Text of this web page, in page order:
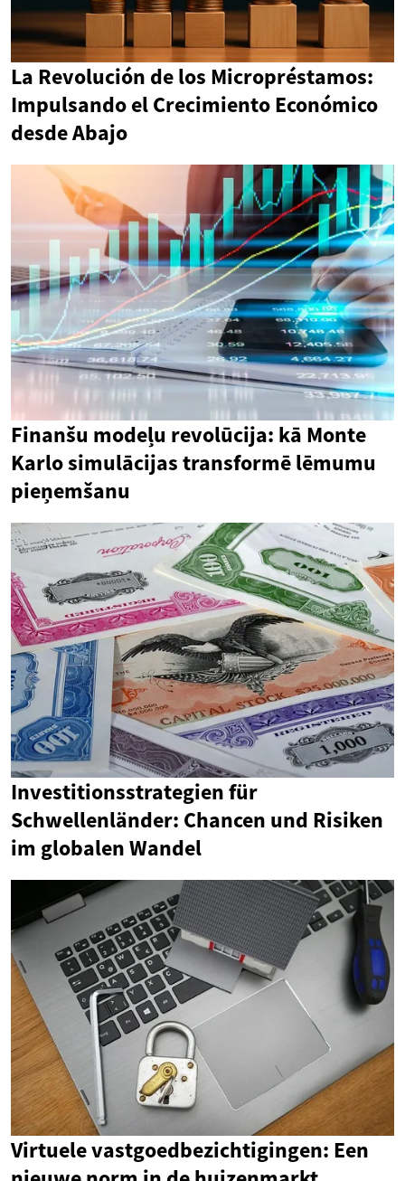
La Revolución de los Micropréstamos:
Impulsando el Crecimiento Económico
desde Abajo
Finanšu modeļu revolūcija: kā Monte
Karlo simulācijas transformē lēmumu
pieņemšanu
Investitionsstrategien für
Schwellenländer: Chancen und Risiken
im globalen Wandel
Virtuele vastgoedbezichtigingen: Een